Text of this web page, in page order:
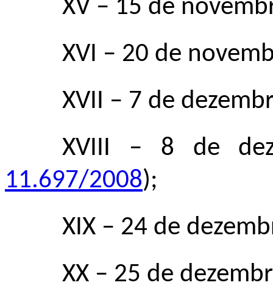
XV – 15 de
XVI – 20 de
XVII – 7 de
XVIII – 8 de
11.697/2008);
XIX – 24 de
XX – 25 de